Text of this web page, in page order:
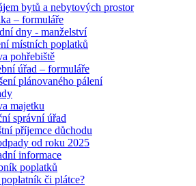
bytů a nebytových prostor
– formuláře
dny - manželství
místních poplatků
pohřebiště
úřad – formuláře
plánovaného pálení
majetku
správní úřad
příjemce důchodu
od roku 2025
informace
poplatků
poplatník či plátce?